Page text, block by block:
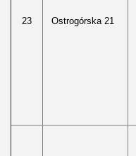
23 Ostrogórska 21